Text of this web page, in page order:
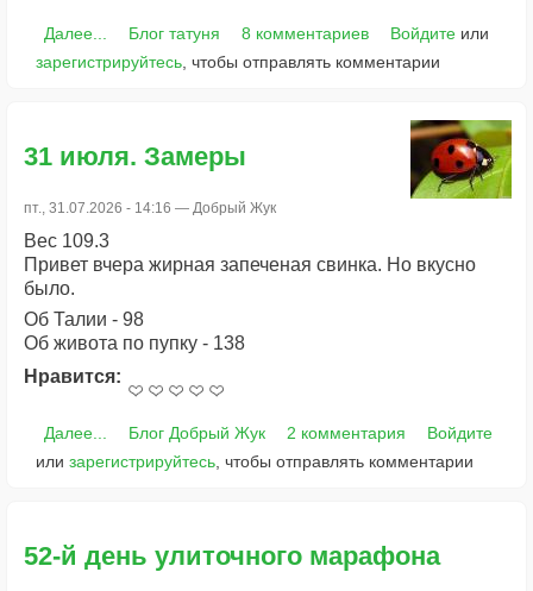
Далее... Блог татуня 8 комментариев Войдитеили
зарегистрируйтесь , чтобы отправлять комментарии
31 июля. Замеры
пт., 31.07.2026 - 14:16 — Добрый Жук
Вес 109.3
Привет вчера жирная запеченая свинка. Но вкусно
было.
Об Талии - 98
Об живота по пупку - 138
Нравится:
Далее... Блог Добрый Жук 2 комментария
Войдите
или зарегистрируйтесь, чтобы отправлять комментарии
52-й день улиточного марафона